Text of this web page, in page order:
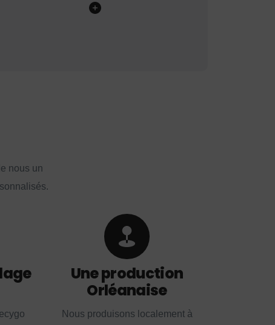
nous un
Une production
Orléanaise
Nous produisons localement à